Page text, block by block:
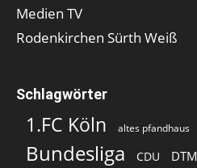
Medien TV
Rodenkirchen Sürth Weiß
Schlagwörter
1.FC Köln altes pfandhaus
Bundesliga CDU DTM